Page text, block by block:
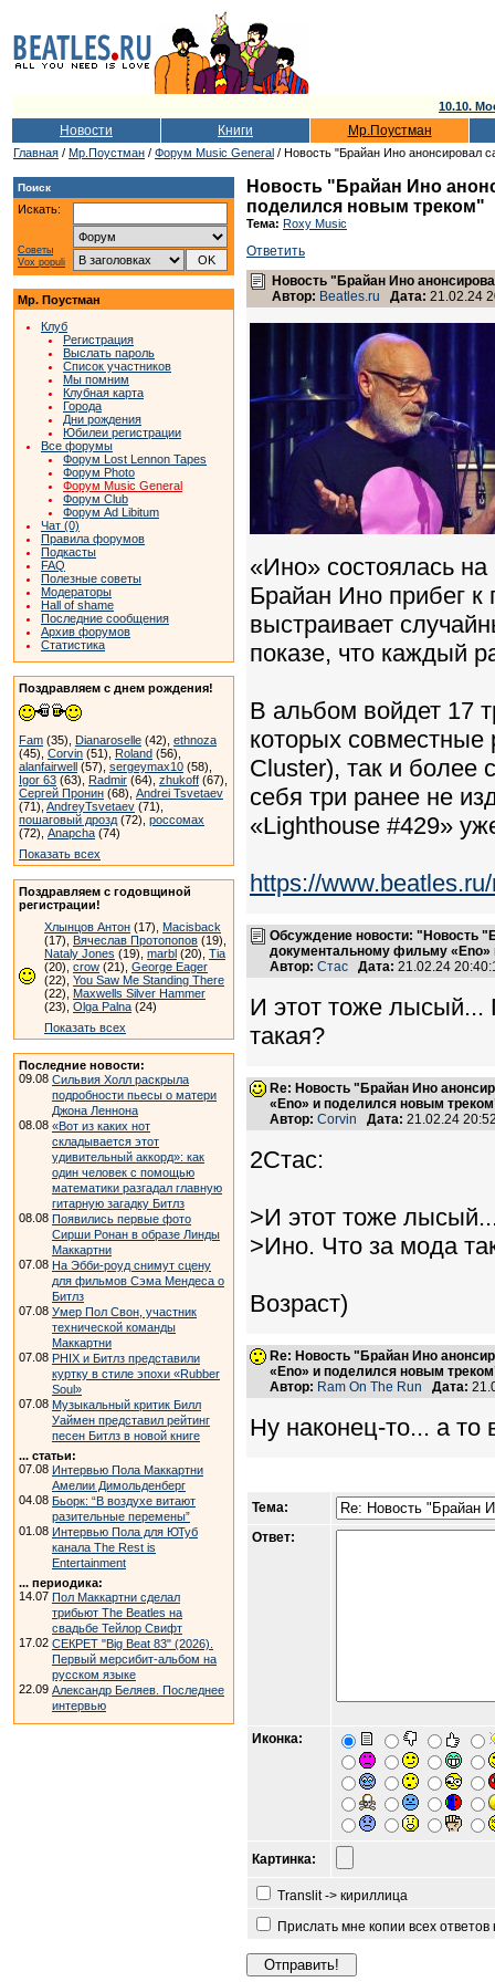
10.10.
Новости Книги Мр.Поустман
Главная / Мр.Поустман / Форум Music General / Новость "Брайан Ино анонсировал
Поиск
Искать:
Советы
Vox populi
Мр. Поустман
Клуб
Регистрация
Выслать пароль
Список участников
Мы помним
Клубная карта
Города
Дни рождения
Юбилеи регистрации
Все форумы
Форум Lost Lennon Tapes
Форум Photo
Форум Music General
Форум Club
Форум Ad Libitum
Чат (0)
Правила форумов
Подкасты
FAQ
Полезные советы
Модераторы
Hall of shame
Последние сообщения
Архив форумов
Статистика
Поздравляем с днем рождения!
Fam (35), Dianaroselle (42), ethnoza
(45), Corvin (51), Roland (56),
alanfairwell (57), sergeymax10 (58),
Igor 63 (63), Radmir (64), zhukoff (67),
Сергей Пронин (68), Andrei Tsvetaev
(71), AndreyTsvetaev (71),
пошаговый дрозд (72), россомах
(72), Anapcha (74)
Показать всех
Поздравляем с годовщиной
регистрации!
Хлынцов Антон (17), Macisback
(17), Вячеслав Протопопов (19),
Nataly Jones (19), marbl (20), Tia
(20), crow (21), George Eager
(22), You Saw Me Standing There
(22), Maxwells Silver Hammer
(23), Olga Palna (24)
Показать всех
Последние новости:
09.08 Сильвия Холл раскрыла
подробности пьесы о матери
Джона Леннона
08.08 «Вот из каких нот
складывается этот
удивительный аккорд»: как
один человек с помощью
математики разгадал главную
гитарную загадку Битлз
08.08 Появились первые фото
Сирши Ронан в образе Линды
Маккартни
07.08 На Эбби-роуд снимут сцену
для фильмов Сэма Мендеса о
Битлз
07.08 Умер Пол Свон, участник
технической команды
Маккартни
07.08 PHIX и Битлз представили
куртку в стиле эпохи «Rubber
Soul»
07.08 Музыкальный критик Билл
Уаймен представил рейтинг
песен Битлз в новой книге
... статьи:
07.08 Интервью Пола Маккартни
Амелии Димольденберг
04.08 Бьорк: “В воздухе витают
разительные перемены”
01.08 Интервью Пола для ЮТуб
канала The Rest is
Entertainment
... периодика:
14.07 Пол Маккартни сделал
трибьют The Beatles на
свадьбе Тейлор Свифт
17.02 СЕКРЕТ "Big Beat 83" (2026).
Первый мерсибит-альбом на
русском языке
22.09 Александр Беляев. Последнее
интервью
Новость "Брайан Ино
поделился новым треком"
Тема: Roxy Music
Ответить
Новость "Брайан Ино
Автор: Beatles.ru Дата: 21.02.24
«Ино» состоялась
Брайан Ино прибег к
выстраивает
показе, что каждый
В альбом войдет 17
которых
Cluster), так и более
себя три ранее не
«Lighthouse #429»
https://
Обсуждение новости: "Новость
документальному фильму
Автор: Стас Дата: 21.02.24
И этот тоже лысый...
такая?
Re: Новость "Брайан Ино
«Eno» и поделился новым
Автор: Corvin Дата: 21.02.24
2Стас:
>И этот тоже
>Ино. Что за мода
Возраст)
Re: Новость "Брайан Ино
«Eno» и поделился новым
Автор: Ram On The Run Дата:
Ну наконец-то... а то
Тема:
Ответ:
Иконка:
Картинка:
Translit -> кириллица
Прислать мне копии всех